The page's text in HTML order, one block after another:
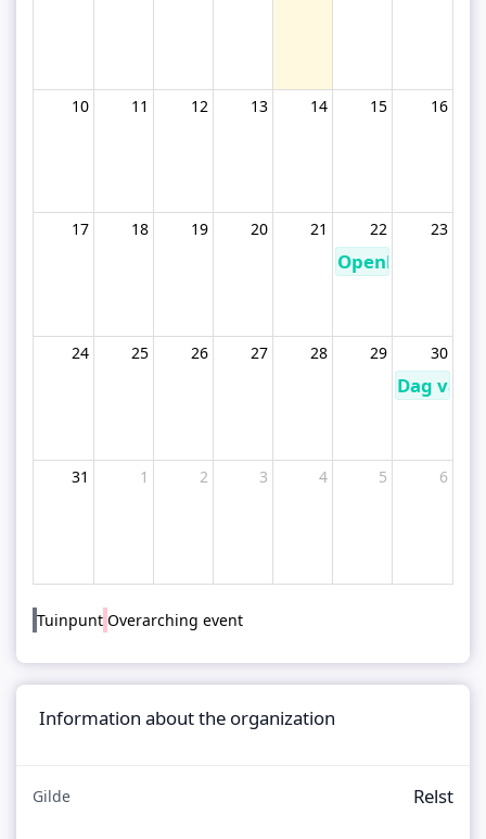
10 11 12 13 14 15 16
17 18 19 20 21 22
Openluchtfilm
23
24 25 26 27 28 29 30
Dag van
31 1 2 3 4 5 6
Tuinpunt Overarching event
Information about the organization
Gilde Relst